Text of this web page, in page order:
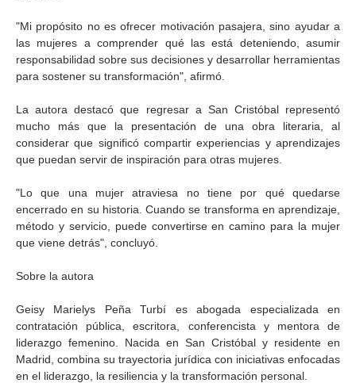
"Mi propósito no es ofrecer motivación pasajera, sino ayudar a
las mujeres a comprender qué las está deteniendo, asumir
responsabilidad sobre sus decisiones y desarrollar herramientas
para sostener su transformación", afirmó.
La autora destacó que regresar a San Cristóbal representó
mucho más que la presentación de una obra literaria, al
considerar que significó compartir experiencias y aprendizajes
que puedan servir de inspiración para otras mujeres.
"Lo que una mujer atraviesa no tiene por qué quedarse
encerrado en su historia. Cuando se transforma en aprendizaje,
método y servicio, puede convertirse en camino para la mujer
que viene detrás", concluyó.
Sobre la autora
Geisy Marielys Peña Turbí es abogada especializada en
contratación pública, escritora, conferencista y mentora de
liderazgo femenino. Nacida en San Cristóbal y residente en
Madrid, combina su trayectoria jurídica con iniciativas enfocadas
en el liderazgo, la resiliencia y la transformación personal.